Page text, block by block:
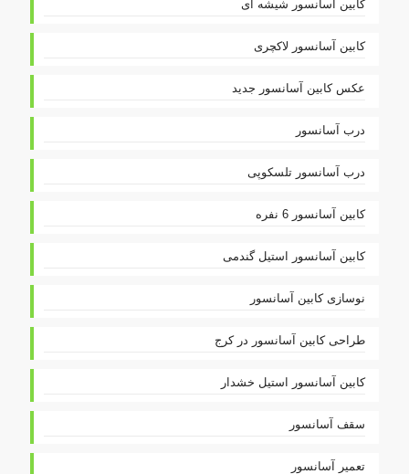
کابین آسانسور شیشه ای
کابین آسانسور لاکچری
عکس کابین آسانسور جدید
درب آسانسور
درب آسانسور تلسکوپی
کابین آسانسور 6 نفره
کابین آسانسور استیل گندمی
نوسازی کابین آسانسور
طراحی کابین آسانسور در کرج
کابین آسانسور استیل خشدار
سقف آسانسور
تعمیر آسانسور